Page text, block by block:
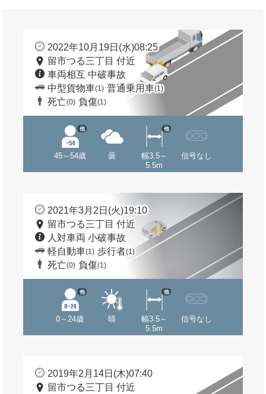
2022年10月19日(水)08:25
留市つる三丁目 付近
車両相互 中破事故
中型貨物車(1) 普通乗用車(1)
死亡(0) 負傷(1)
45～54歳
他
曇
幅3.5～
5.5m
他
信号なし
2021年3月2日(火)19:10
留市つる三丁目 付近
人対車両 小破事故
軽自動車(1) 歩行者(1)
死亡(0) 負傷(1)
0～24歳
他
晴
幅3.5～
5.5m
他
信号なし
2019年2月14日(木)07:40
留市つる三丁目 付近